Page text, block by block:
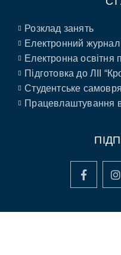
Розклад занять
Електронний журнал
Електронна освітня
Підготовка до ЛІІ
Студентське
Працевлаштування